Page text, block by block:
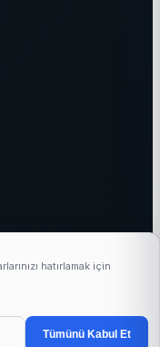
7/24hatırlamak için
Tümünü Kabul Et